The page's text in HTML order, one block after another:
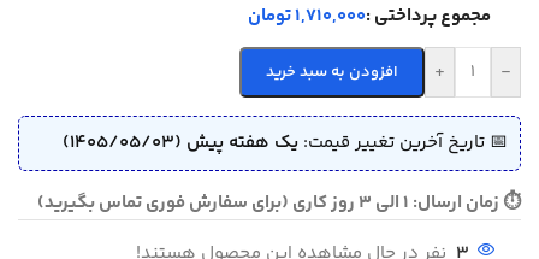
مجموع پرداختی :1,710,000 تومان
-
+ افزودن به سبد خرید
📅 تاریخ آخرین تغییر قیمت: یک هفته پیش (1405/05/03)
⏱ زمان ارسال: 1 الی 3 روز کاری (برای سفارش فوری تماس بگیرید)
3 نفر در حال مشاهده این محصول هستند!